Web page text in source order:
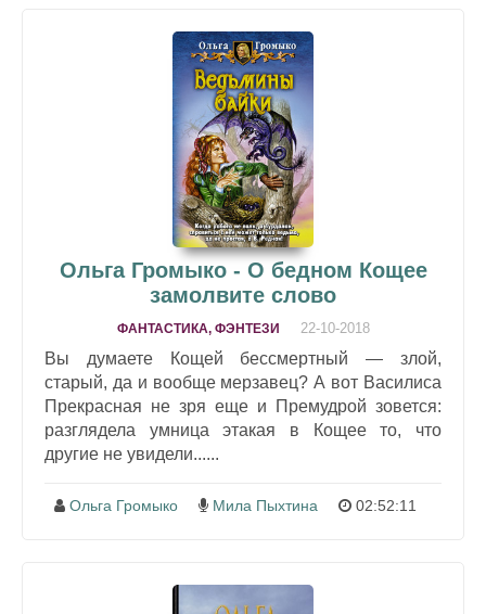
Ольга Громыко - О бедном Кощее
замолвите слово
ФАНТАСТИКА, ФЭНТЕЗИ 22-10-2018
Вы думаете Кощей бессмертный — злой,
старый, да и вообще мерзавец? А вот Василиса
Прекрасная не зря еще и Премудрой зовется:
разглядела умница этакая в Кощее то, что
другие не увидели......
Ольга Громыко Мила Пыхтина 02:52:11